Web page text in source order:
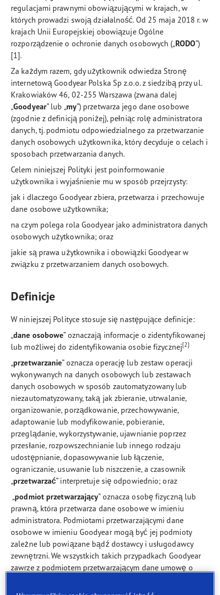
regulacjami prawnymi obowiązującymi w krajach, w
których prowadzi swoją działalność. Od 25 maja 2018 r. w
krajach Unii Europejskiej obowiązuje Ogólne
rozporządzenie o ochronie danych osobowych („RODO”)
[1].
Za każdym razem, gdy użytkownik odwiedza Stronę
internetową Goodyear Polska Sp z.o.o. z siedzibą przy ul.
Krakowiaków 46, 02-255 Warszawa (zwana dalej
„Goodyear” lub „my”) przetwarza jego dane osobowe
(zgodnie z definicją poniżej), pełniąc rolę administratora
danych, tj. podmiotu odpowiedzialnego za przetwarzanie
danych osobowych użytkownika, który decyduje o celach i
sposobach przetwarzania danych.
Celem niniejszej Polityki jest poinformowanie
użytkownika i wyjaśnienie mu w sposób przejrzysty:
jak i dlaczego Goodyear zbiera, przetwarza i przechowuje
dane osobowe użytkownika;
na czym polega rola Goodyear jako administratora danych
osobowych użytkownika; oraz
jakie są prawa użytkownika i obowiązki Goodyear w
związku z przetwarzaniem danych osobowych.
Definicje
W niniejszej Polityce stosuje się następujące definicje:
„dane osobowe” oznaczają informacje o zidentyfikowanej
lub możliwej do zidentyfikowania osobie fizycznej[2]
„przetwarzanie” oznacza operację lub zestaw operacji
wykonywanych na danych osobowych lub zestawach
danych osobowych w sposób zautomatyzowany lub
niezautomatyzowany, taką jak zbieranie, utrwalanie,
organizowanie, porządkowanie, przechowywanie,
adaptowanie lub modyfikowanie, pobieranie,
przeglądanie, wykorzystywanie, ujawnianie poprzez
przesłanie, rozpowszechnianie lub innego rodzaju
udostępnianie, dopasowywanie lub łączenie,
ograniczanie, usuwanie lub niszczenie, a czasownik
„przetwarzać” interpretuje się odpowiednio; oraz
„podmiot przetwarzający” oznacza osobę fizyczną lub
prawną, która przetwarza dane osobowe w imieniu
administratora. Podmiotami przetwarzającymi dane
osobowe w imieniu Goodyear mogą być jej podmioty
zależne lub powiązane bądź dostawcy i usługodawcy
zewnętrzni. We wszystkich takich przypadkach Goodyear
zawrze z podmiotem przetwarzającym dane umowę o
danych osobowych użytkownika zgodnie z RODO.